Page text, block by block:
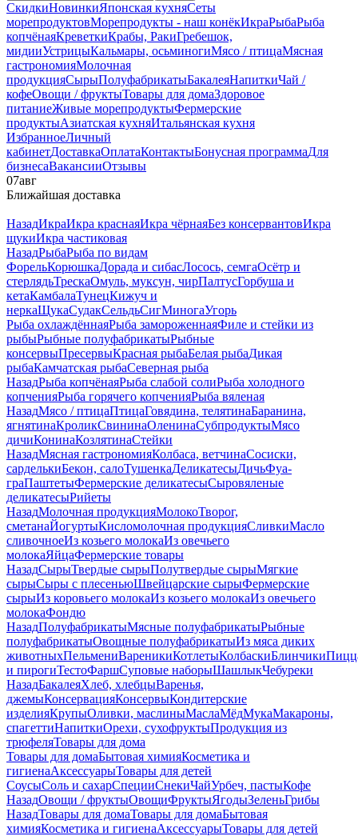
СкидкиНовинкиЯпонская кухняСеты
морепродуктовМорепродукты - наш конёкИкраРыбаРыба
копчёнаяКреветкиКрабы, РакиГребешок,
мидииУстрицыКальмары, осьминогиМясо / птицаМясная
гастрономияМолочная
продукцияСырыПолуфабрикатыБакалеяНапиткиЧай /
кофеОвощи / фруктыТовары для домаЗдоровое
питаниеЖивые морепродуктыФермерские
продуктыАзиатская кухняИтальянская кухня
ИзбранноеЛичный
кабинетДоставкаОплатаКонтактыБонусная программаДля
бизнесаВакансииОтзывы
07авг
Ближайшая доставка
НазадИкраИкра краснаяИкра чёрнаяБез консервантовИкра
щукиИкра частиковая
НазадРыбаРыба по видам
ФорельКорюшкаДорада и сибасЛосось, семгаОсётр и
стерлядьТрескаОмуль, муксун, чирПалтусГорбуша и
кетаКамбалаТунецКижуч и
неркаЩукаСудакСельдьСигМиногаУгорь
Рыба охлаждённаяРыба замороженнаяФиле и стейки из
рыбыРыбные полуфабрикатыРыбные
консервыПресервыКрасная рыбаБелая рыбаДикая
рыбаКамчатская рыбаСеверная рыба
НазадРыба копчёнаяРыба слабой солиРыба холодного
копченияРыба горячего копченияРыба вяленая
НазадМясо / птицаПтицаГовядина, телятинаБаранина,
ягнятинаКроликСвининаОленинаСубпродуктыМясо
дичиКонинаКозлятинаСтейки
НазадМясная гастрономияКолбаса, ветчинаСосиски,
сарделькиБекон, салоТушенкаДеликатесыДичьФуа-
граПаштетыФермерские деликатесыСыровяленые
деликатесыРийеты
НазадМолочная продукцияМолокоТворог,
сметанаЙогуртыКисломолочная продукцияСливкиМасло
сливочноеИз козьего молокаИз овечьего
молокаЯйцаФермерские товары
НазадСырыТвердые сырыПолутвердые сырыМягкие
сырыСыры c плесеньюШвейцарские сырыФермерские
сырыИз коровьего молокаИз козьего молокаИз овечьего
молокаФондю
НазадПолуфабрикатыМясные полуфабрикатыРыбные
полуфабрикатыОвощные полуфабрикатыИз мяса диких
животныхПельмениВареникиКотлетыКолбаскиБлинчики
и пирогиТестоФаршСуповые наборыШашлыкЧебуреки
НазадБакалеяХлеб, хлебцыВаренья,
джемыКонсервацияКонсервыКондитерские
изделияКрупыОливки, маслиныМаслаМёдМукаМакароны,
спагеттиНапиткиОрехи, сухофруктыПродукция из
трюфеляТовары для дома
Товары для домаБытовая химияКосметика и
гигиенаАксессуарыТовары для детей
СоусыСоль и сахарСпецииСнекиЧайУрбеч, пастыКофе
НазадОвощи / фруктыОвощиФруктыЯгодыЗеленьГрибы
НазадТовары для домаТовары для домаБытовая
химияКосметика и гигиенаАксессуарыТовары для детей